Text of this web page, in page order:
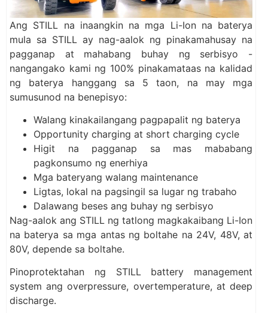
Ang STILL na inaangkin na mga Li-Ion na baterya
mula sa STILL ay nag-aalok ng pinakamahusay na
pagganap at mahabang buhay ng serbisyo -
nangangako kami ng 100% pinakamataas na kalidad
ng baterya hanggang sa 5 taon, na may mga
sumusunod na benepisyo:
Walang kinakailangang pagpapalit ng baterya
Opportunity charging at short charging cycle
Higit na pagganap sa mas mababang
pagkonsumo ng enerhiya
Mga bateryang walang maintenance
Ligtas, lokal na pagsingil sa lugar ng trabaho
Dalawang beses ang buhay ng serbisyo
Nag-aalok ang STILL ng tatlong magkakaibang Li-Ion
na baterya sa mga antas ng boltahe na 24V, 48V, at
80V, depende sa boltahe.
Pinoprotektahan ng STILL battery management
system ang overpressure, overtemperature, at deep
discharge.